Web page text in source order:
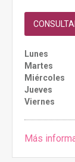
Lunes
Martes
Miércoles
Jueves
Viernes
Más